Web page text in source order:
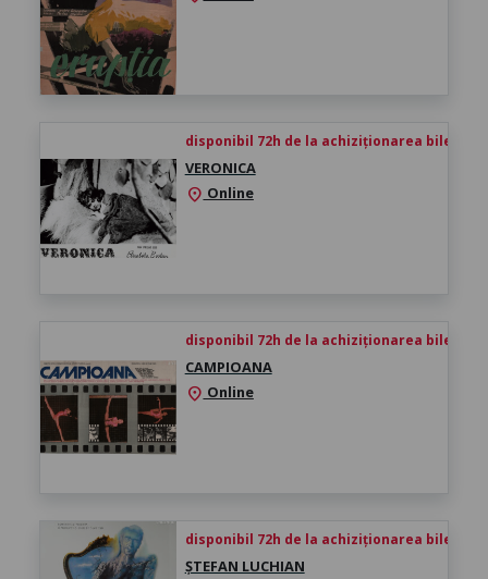
disponibil 72h de la achiziționarea biletului
VERONICA
location_on Online
disponibil 72h de la achiziționarea biletului
CAMPIOANA
location_on Online
disponibil 72h de la achiziționarea biletului
ȘTEFAN LUCHIAN